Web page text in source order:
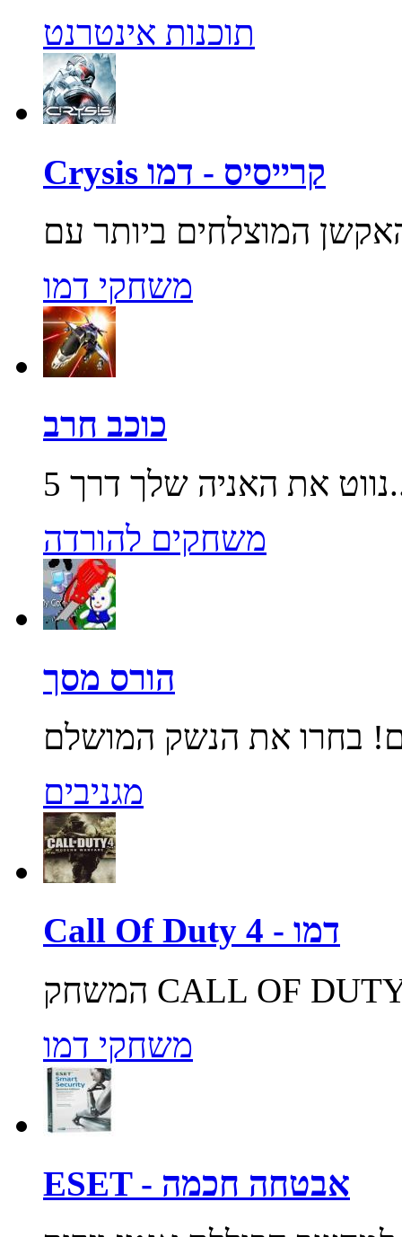
תוכנות אינטרנט
Crysis קרייסיס - דמו
משחקי דמו
כוכב חרב
5...
משחקים להורדה
הורס מסך
מגניבים
Call Of Duty 4 - דמו
משחקי דמו
ESET - אבטחה חכמה